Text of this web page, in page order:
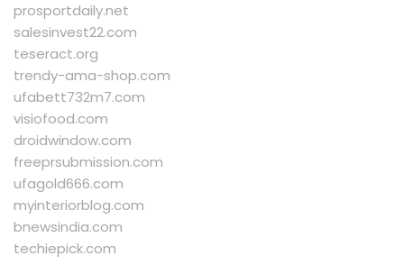
prosportdaily.net
salesinvest22.com
teseract.org
trendy-ama-shop.com
ufabett732m7.com
visiofood.com
droidwindow.com
freeprsubmission.com
ufagold666.com
myinteriorblog.com
bnewsindia.com
techiepick.com